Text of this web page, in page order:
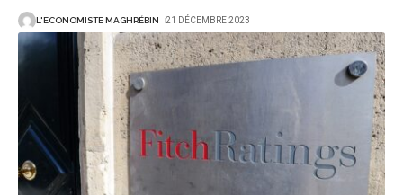
L'ECONOMISTE MAGHRÉBIN 21 DÉCEMBRE 2023